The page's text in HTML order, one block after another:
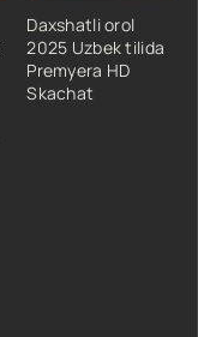
Daxshatli orol
2025 Uzbek tilida
Premyera HD
Skachat